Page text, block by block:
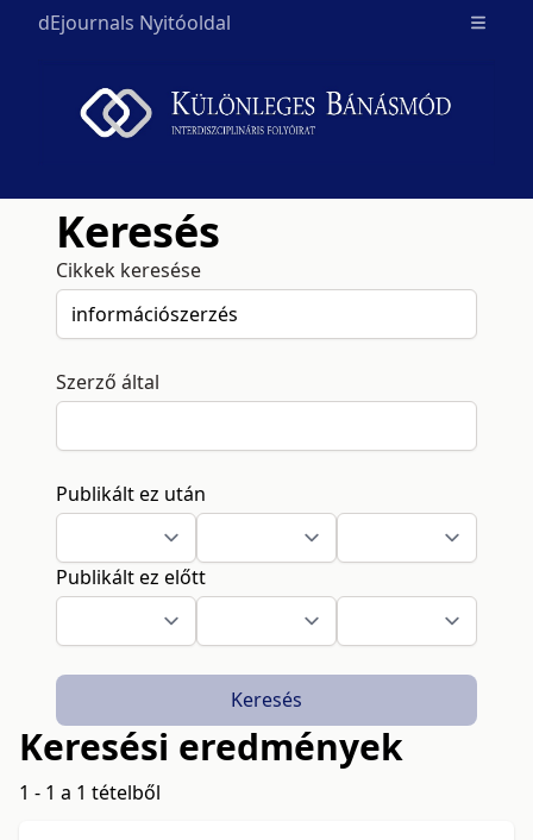
dEjournals Nyitóoldal Open
Keresés
Cikkek keresése
Szerző által
Publikált ez után
Publikált ez előtt
Keresés
Keresési eredmények
1 - 1 a 1 tételből